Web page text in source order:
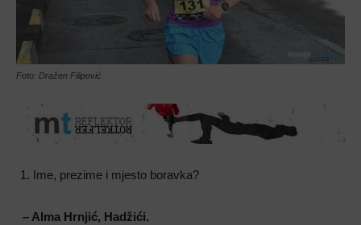
Foto: Dražen Filipović
Ime, prezime i mjesto boravka?
– Alma Hrnjić, Hadžići.